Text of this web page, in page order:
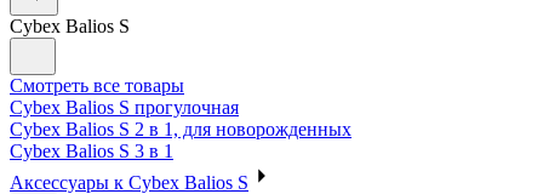
Cybex Balios S
Смотреть все товары
Cybex Balios S прогулочная
Cybex Balios S 2 в 1, для новорожденных
Cybex Balios S 3 в 1
Аксессуары к Cybex Balios S